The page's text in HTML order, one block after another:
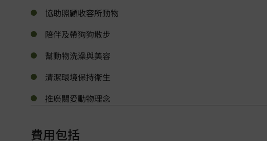
協助照顧收容所動物
陪伴及帶狗狗散步
幫動物洗澡與美容
清潔環境保持衛生
推廣關愛動物理念
費用包括